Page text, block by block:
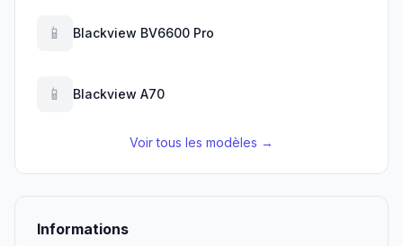
📱 Blackview BV6600 Pro
📱 Blackview A70
Voir tous les modèles →
Informations